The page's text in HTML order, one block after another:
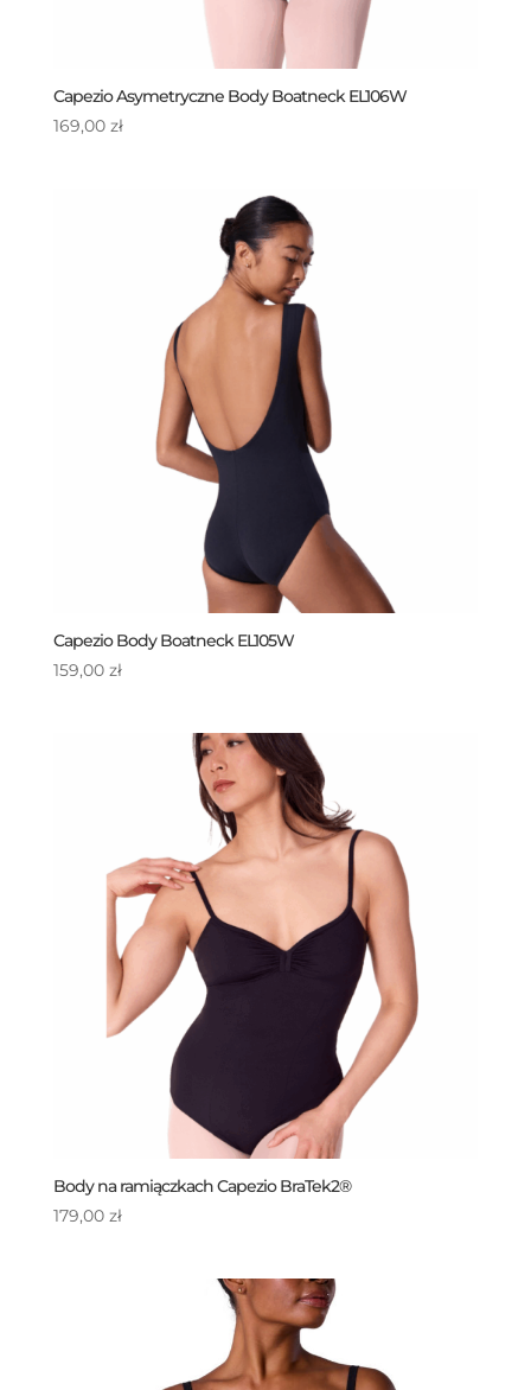
Capezio Asymetryczne Body Boatneck EL106W
169,00 zł
Capezio Body Boatneck EL105W
159,00 zł
Body na ramiączkach Capezio BraTek2®
179,00 zł